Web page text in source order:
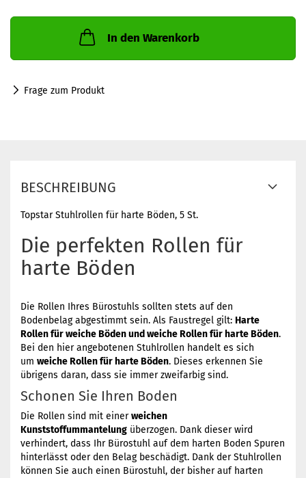
In den Warenkorb
Frage zum Produkt
BESCHREIBUNG
Topstar Stuhlrollen für harte Böden, 5 St.
Die perfekten Rollen für
harte Böden
Die Rollen Ihres Bürostuhls sollten stets auf den
Bodenbelag abgestimmt sein. Als Faustregel gilt: Harte
Rollen für weiche Böden und weiche Rollen für harte Böden.
Bei den hier angebotenen Stuhlrollen handelt es sich
um weiche Rollen für harte Böden. Dieses erkennen Sie
übrigens daran, dass sie immer zweifarbig sind.
Schonen Sie Ihren Boden
Die Rollen sind mit einerweichen
Kunststoffummantelung überzogen. Dank dieser wird
verhindert, dass Ihr Bürostuhl auf dem harten Boden Spuren
hinterlässt oder den Belag beschädigt. Dank der Stuhlrollen
können Sie auch einen Bürostuhl, der bisher auf harten